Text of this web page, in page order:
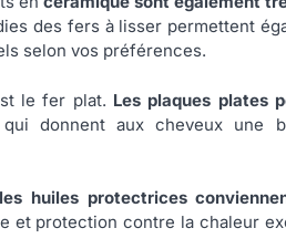
des fers à lisser permettent
selon vos préférences.
le fer plat. Les plaques plates
donnent aux cheveux une
huiles protectrices
et protection contre la chaleur